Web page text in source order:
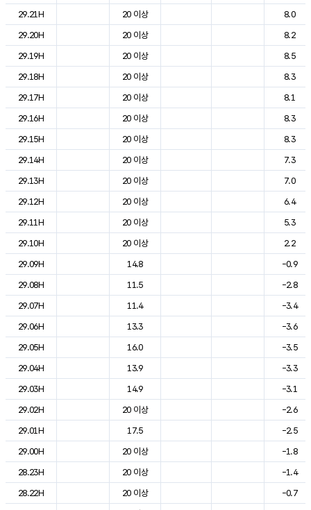
29.21H
20 이상
8.0
29.20H
20 이상
8.2
29.19H
20 이상
8.5
29.18H
20 이상
8.3
29.17H
20 이상
8.1
29.16H
20 이상
8.3
29.15H
20 이상
8.3
29.14H
20 이상
7.3
29.13H
20 이상
7.0
29.12H
20 이상
6.4
29.11H
20 이상
5.3
29.10H
20 이상
2.2
29.09H
14.8
-0.9
29.08H
11.5
-2.8
29.07H
11.4
-3.4
29.06H
13.3
-3.6
29.05H
16.0
-3.5
29.04H
13.9
-3.3
29.03H
14.9
-3.1
29.02H
20 이상
-2.6
29.01H
17.5
-2.5
29.00H
20 이상
-1.8
28.23H
20 이상
-1.4
28.22H
20 이상
-0.7